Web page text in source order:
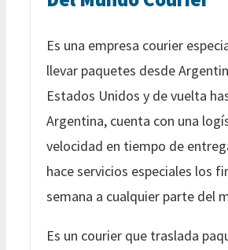
Es una empresa courier
llevar paquetes desde
Estados Unidos y de vuelta
Argentina, cuenta con una
velocidad en tiempo de
hace servicios especiales los
semana a cualquier parte del
Es un courier que traslada